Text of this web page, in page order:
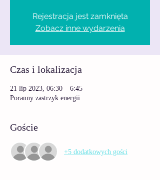
Rejestracja jest zamknięta
Zobacz inne wydarzenia
Czas i lokalizacja
21 lip 2023, 06:30 – 6:45
Poranny zastrzyk energii
Goście
+5 dodatkowych gości